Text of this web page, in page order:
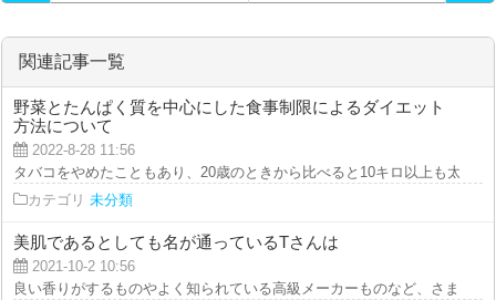
関連記事一覧
野菜とたんぱく質を中心にした食事制限によるダイエット
方法について
2022-8-28 11:56
タバコをやめたこともあり、20歳のときから比べると10キロ以上も太っ
カテゴリ 未分類
美肌であるとしても名が通っているTさんは
2021-10-2 10:56
良い香りがするものやよく知られている高級メーカーものなど、さまざま